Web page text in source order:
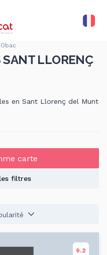
SANT LLORENÇ
en Sant Llorenç del Munt
carte
filtres
9.2